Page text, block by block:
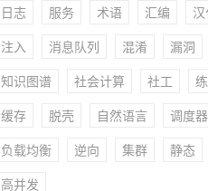
日志
服务 术语 汇编
注入
消息队列 混淆 漏洞
知识图谱
社会计算 社工
缓存
脱壳 自然语言 调度器
负载均衡
逆向 集群 静态
高并发